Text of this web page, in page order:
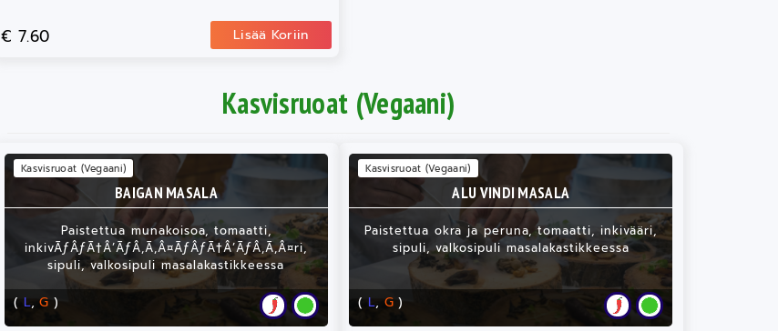
€ 7.60 Lisää Koriin
Kasvisruoat (Vegaani)
BAIGAN MASALA
Paistettua munakoisoa, tomaatti,
inkivÃƒÂƒÃ†Â’ÃƒÂ‚Ã‚Â¤ÃƒÂƒÃ†Â’ÃƒÂ‚Ã‚Â¤ri,
sipuli, valkosipuli masalakastikkeessa
( L,G )
Kasvisruoat (Vegaani)
ALU VINDI MASALA
Paistettua okra ja peruna, tomaatti, inkivääri,
sipuli, valkosipuli masalakastikkeessa
( L, G )
Kasvisruoat (Vegaani)